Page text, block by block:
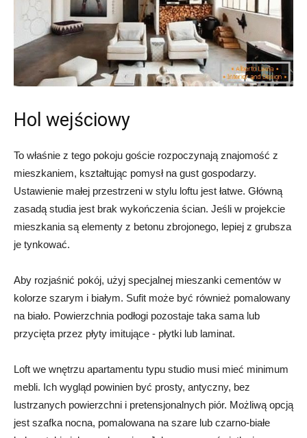
Hol wejściowy
To właśnie z tego pokoju goście rozpoczynają znajomość z
mieszkaniem, kształtując pomysł na gust gospodarzy.
Ustawienie małej przestrzeni w stylu loftu jest łatwe. Główną
zasadą studia jest brak wykończenia ścian. Jeśli w projekcie
mieszkania są elementy z betonu zbrojonego, lepiej z grubsza
je tynkować.
Aby rozjaśnić pokój, użyj specjalnej mieszanki cementów w
kolorze szarym i białym. Sufit może być również pomalowany
na biało. Powierzchnia podłogi pozostaje taka sama lub
przycięta przez płyty imitujące - płytki lub laminat.
Loft we wnętrzu apartamentu typu studio musi mieć minimum
mebli. Ich wygląd powinien być prosty, antyczny, bez
lustrzanych powierzchni i pretensjonalnych piór. Możliwą opcją
jest szafka nocna, pomalowana na szare lub czarno-białe